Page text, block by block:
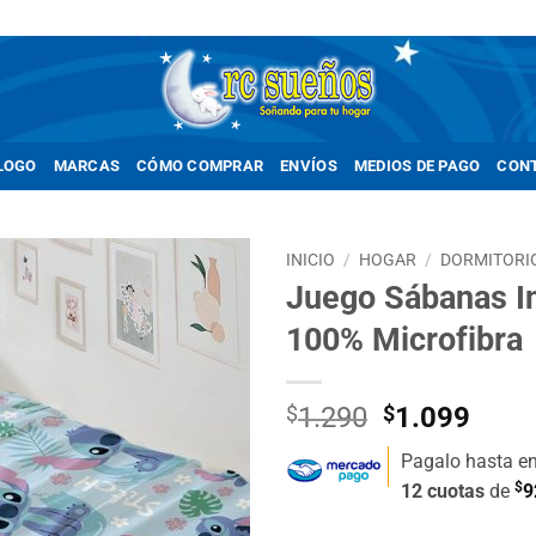
MARCAS CÓMO COMPRAR ENVÍOS MEDIOS DE PAGO
Añadir
a la
INICIO / HOGAR /
Juego Sábanas
100% Microfibra
$1.290 El
precio
original
era:
$1.099
actual
es:
Pagalo hasta en
12 cuotas de $